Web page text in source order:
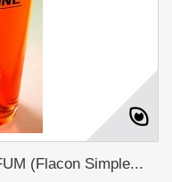
(Flacon Simple...